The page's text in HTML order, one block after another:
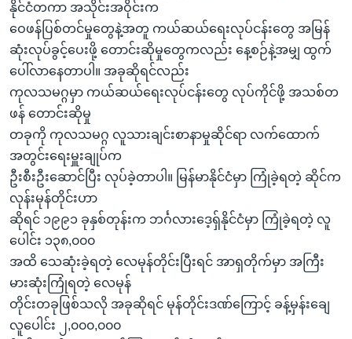
နိုင်ငံတကာ အသိုင်းအဝိုင်းက
ဝေဖန်ပြစ်တင်မှုတွေနဲ့အတူ ကယ်ဆယ်ရေးလုပ်ငန်းတွေ အမြန်
ဆုံးလုပ်ခွင့်ပေးဖို့ တောင်းဆိုမှုတွေကလည်း နေ့စဉ်နဲ့အမျှ ထွက်
ပေါ်လာနေတာပါ။ အခုဆိုရင်လည်း
ကုလသမဂ္ဂမှာ ကယ်ဆယ်ရေးလုပ်ငန်းတွေ လုပ်ကိုင်ဖို့ အသစ်တ
ဖန် တောင်းဆိုမှု
တခုကို ကုလသမဂ္ဂ လူသားချင်းစာနာမှုဆိုင်ရာ လက်ထောက်
အတွင်းရေးမှူးချုပ်က
ဦးစီးဦးဆောင်ပြီး လုပ်ခဲ့တာပါ။ မြန်မာနိုင်ငံမှာ ကြုံခဲ့ရတဲ့ ဆိုင်က
လုန်းမုန်တိုင်းဟာ
ဆိုရင် ၁၉၉၁ ခုနှစ်တုန်းက ဘင်္ဂလားဒေ့ရှ်နိုင်ငံမှာ ကြုံခဲ့ရတဲ့ လူ
ပေါင်း ၁၃၈,၀၀၀
အထိ သေဆုံးခဲ့ရတဲ့ လေမုန်တိုင်းပြီးရင် အာရှတိုက်မှာ အကြီး
မားဆုံးကြုံရတဲ့ လေမုန်
တိုင်းတခုဖြစ်သလို အခုဆိုရင် မုန်တိုင်းဒဏ်ကြောင့် ခန့်မှန်းချေ
လူပေါင်း ၂,၀၀၀,၀၀၀